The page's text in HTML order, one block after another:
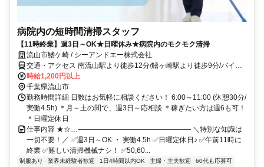
病院内の短時間清掃スタッフ
【11時終業】週3日～OK★日曜休み★病院内のモクモク清掃
流山市鰭ケ崎 / シーアンドエー株式会社
交通・アクセス 南流山駅より徒歩12分/鰭ヶ崎駅より徒歩9分/バイ
ク・自転車通勤可/車通勤不可
時給1,200円以上
千葉県流山市
勤務時間詳細 日数はお気軽に相談ください！ 6:00～11:00 (休憩30分/
実働4.5h) ＊月～土の間で、週3日～応相談 ＊稼ぎたい方は週6も可！
＊日曜定休日
仕事内容 ★☆…―――――――――――――――― ＼特別な知識は
一切不要！／ ✅週3日～OK ・ 実働4.5h ✅日曜定休日♪ ✅午前11時に
終業 ✅難しい清掃機械ナシ！ ✅50,60...
制服あり 業界未経験者歓迎 1日4時間以内OK 主婦・主夫歓迎
60代も応募可